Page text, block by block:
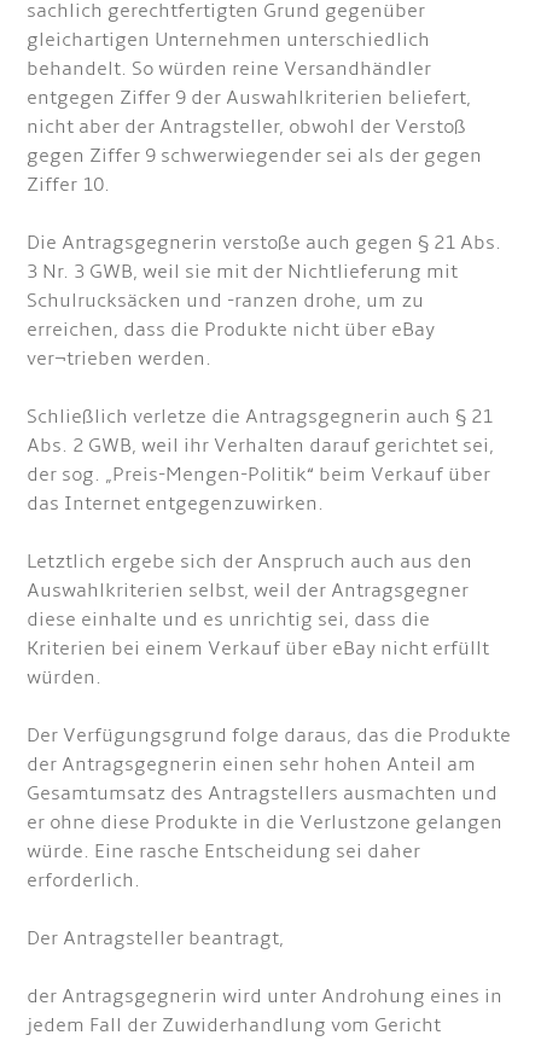
sachlich gerechtfertigten Grund gegenüber
gleichartigen Unternehmen unterschiedlich
behandelt. So würden reine Versandhändler
entgegen Ziffer 9 der Auswahlkriterien beliefert,
nicht aber der Antragsteller, obwohl der Verstoß
gegen Ziffer 9 schwerwiegender sei als der gegen
Ziffer 10.
Die Antragsgegnerin verstoße auch gegen § 21 Abs.
3 Nr. 3 GWB, weil sie mit der Nichtlieferung mit
Schulrucksäcken und -ranzen drohe, um zu
erreichen, dass die Produkte nicht über eBay
ver¬trieben werden.
Schließlich verletze die Antragsgegnerin auch § 21
Abs. 2 GWB, weil ihr Verhalten darauf gerichtet sei,
der sog. „Preis-Mengen-Politik“ beim Verkauf über
das Internet entgegenzuwirken.
Letztlich ergebe sich der Anspruch auch aus den
Auswahlkriterien selbst, weil der Antragsgegner
diese einhalte und es unrichtig sei, dass die
Kriterien bei einem Verkauf über eBay nicht erfüllt
würden.
Der Verfügungsgrund folge daraus, das die Produkte
der Antragsgegnerin einen sehr hohen Anteil am
Gesamtumsatz des Antragstellers ausmachten und
er ohne diese Produkte in die Verlustzone gelangen
würde. Eine rasche Entscheidung sei daher
erforderlich.
Der Antragsteller beantragt,
der Antragsgegnerin wird unter Androhung eines in
jedem Fall der Zuwiderhandlung vom Gericht